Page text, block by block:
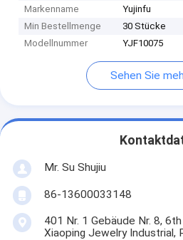
Markenname
Yujinfu
Min Bestellmenge
30 Stücke
Modellnummer
YJF10075
Sehen Sie
Mr. Su Shujiu
86-13600033148
401 Nr. 1 Gebäude Nr. 8,
Xiaoping Jewelry Industrial,